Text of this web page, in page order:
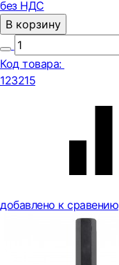
без НДС
В корзину
Код товара:
123215
добавлено к сравению